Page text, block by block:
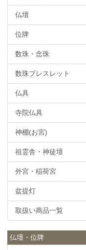
仏壇
位牌
数珠・念珠
数珠ブレスレット
仏具
寺院仏具
神棚(お宮)
祖霊舎・神徒壇
外宮・稲荷宮
盆提灯
取扱い商品一覧
仏壇・位牌